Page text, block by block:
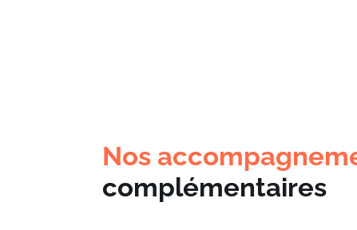
Nos
complémentaires